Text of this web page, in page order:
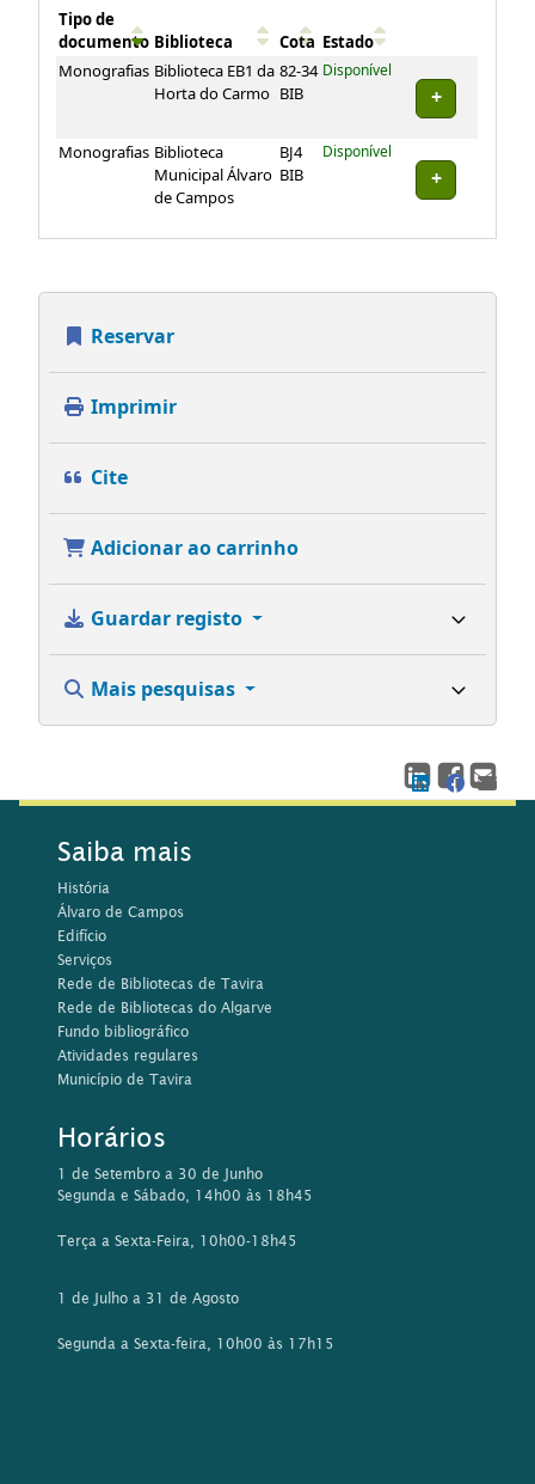
Exemplares
Tipo de
documento Biblioteca Cota Estado
Monografias Biblioteca EB1 da
Horta do Carmo
82-34
BIB
Disponível
Monografias Biblioteca
Municipal Álvaro
de Campos
BJ4
BIB
Disponível
Reservar
Imprimir
Cite
Adicionar ao carrinho
Guardar registo
Mais pesquisas
Saiba mais
História
Álvaro de Campos
Edifício
Serviços
Rede de Bibliotecas de Tavira
Rede de Bibliotecas do Algarve
Fundo bibliográfico
Atividades regulares
Município de Tavira
Horários
1 de Setembro a 30 de Junho
Segunda e Sábado, 14h00 às 18h45
Terça a Sexta-Feira, 10h00-18h45
1 de Julho a 31 de Agosto
Segunda a Sexta-feira, 10h00 às 17h15